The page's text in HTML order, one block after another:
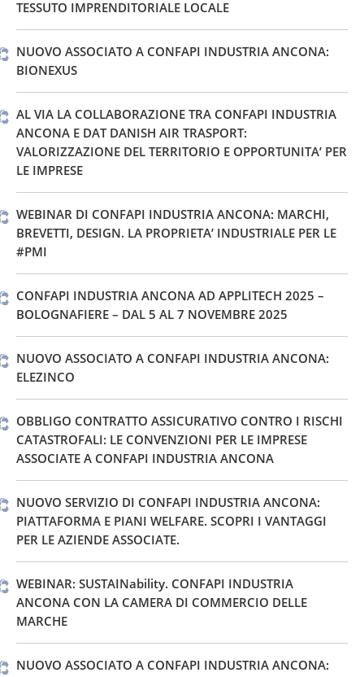
TESSUTO IMPRENDITORIALE LOCALE
NUOVO ASSOCIATO A CONFAPI INDUSTRIA ANCONA:
BIONEXUS
AL VIA LA COLLABORAZIONE TRA CONFAPI INDUSTRIA
ANCONA E DAT DANISH AIR TRASPORT:
VALORIZZAZIONE DEL TERRITORIO E OPPORTUNITA’ PER
LE IMPRESE
WEBINAR DI CONFAPI INDUSTRIA ANCONA: MARCHI,
BREVETTI, DESIGN. LA PROPRIETA’ INDUSTRIALE PER LE
#PMI
CONFAPI INDUSTRIA ANCONA AD APPLITECH 2025 –
BOLOGNAFIERE – DAL 5 AL 7 NOVEMBRE 2025
NUOVO ASSOCIATO A CONFAPI INDUSTRIA ANCONA:
ELEZINCO
OBBLIGO CONTRATTO ASSICURATIVO CONTRO I RISCHI
CATASTROFALI: LE CONVENZIONI PER LE IMPRESE
ASSOCIATE A CONFAPI INDUSTRIA ANCONA
NUOVO SERVIZIO DI CONFAPI INDUSTRIA ANCONA:
PIATTAFORMA E PIANI WELFARE. SCOPRI I VANTAGGI
PER LE AZIENDE ASSOCIATE.
WEBINAR: SUSTAINability. CONFAPI INDUSTRIA
ANCONA CON LA CAMERA DI COMMERCIO DELLE
MARCHE
NUOVO ASSOCIATO A CONFAPI INDUSTRIA ANCONA: